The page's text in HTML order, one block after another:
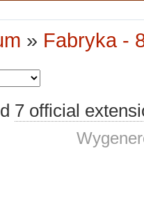
» Fabryka -
7 official